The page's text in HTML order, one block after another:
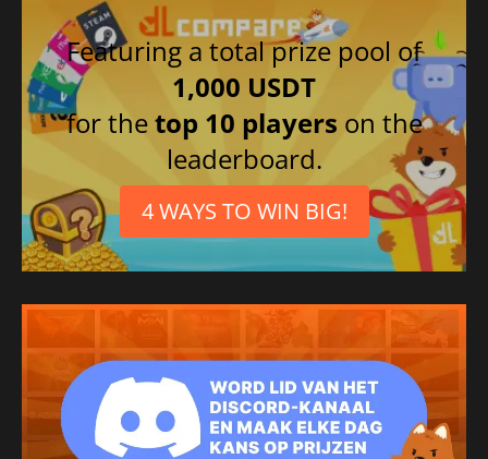
Featuring a total prize pool of
1,000 USDT
for thetop 10 players on the
leaderboard.
4 WAYS TO WIN BIG!